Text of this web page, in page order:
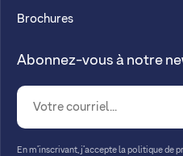
Brochures
Abonnez-vous à notre
En m’inscrivant, j’accepte la politique de